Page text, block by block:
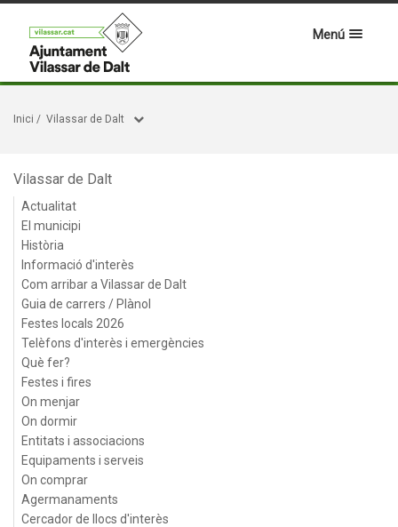
Menú
Inici / Vilassar de Dalt
Vilassar de Dalt
Actualitat
El municipi
Història
Informació d'interès
Com arribar a Vilassar de Dalt
Guia de carrers / Plànol
Festes locals 2026
Telèfons d'interès i emergències
Què fer?
Festes i fires
On menjar
On dormir
Entitats i associacions
Equipaments i serveis
On comprar
Agermanaments
Cercador de llocs d'interès